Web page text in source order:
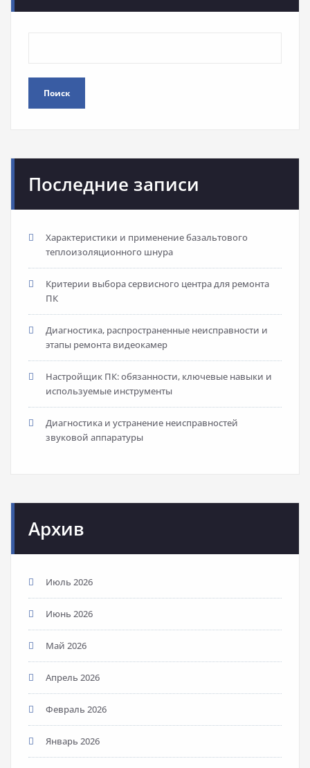
Поиск
Последние записи
Характеристики и применение базальтового
теплоизоляционного шнура
Критерии выбора сервисного центра для ремонта
ПК
Диагностика, распространенные неисправности и
этапы ремонта видеокамер
Настройщик ПК: обязанности, ключевые навыки и
используемые инструменты
Диагностика и устранение неисправностей
звуковой аппаратуры
Архив
Июль 2026
Июнь 2026
Май 2026
Апрель 2026
Февраль 2026
Январь 2026